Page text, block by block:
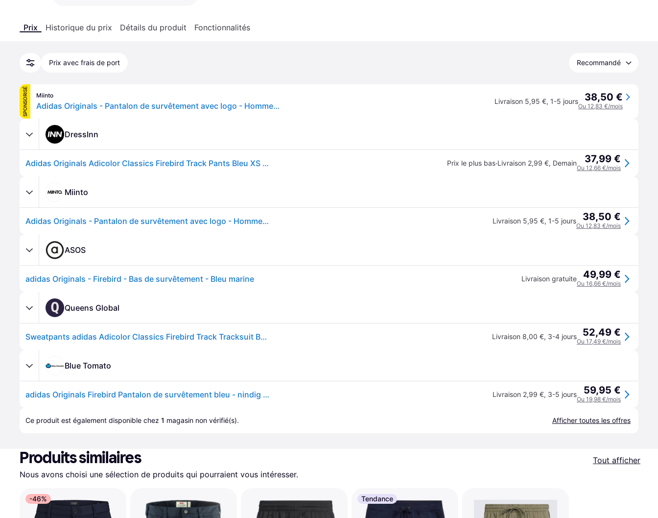
Prix Historique du prix Détails du produit Fonctionnalités
Prix avec frais de port Recommandé
SPONSORISÉ Miinto
Adidas Originals - Pantalon de survêtement avec logo - Homme - Pantalons - Bleu - Taille: XL Livraison 5,95 €, 1-5 jours 38,50 €
Ou 12,83 €/mois
DressInn
Adidas Originals Adicolor Classics Firebird Track Pants Bleu XS Homme Prix le plus bas·Livraison 2,99 €, Demain 37,99 €
Ou 12,66 €/mois
Miinto
Adidas Originals - Pantalon de survêtement avec logo - Homme - Pantalons - Bleu - Taille: XL Livraison 5,95 €, 1-5 jours 38,50 €
Ou 12,83 €/mois
ASOS
adidas Originals - Firebird - Bas de survêtement - Bleu marine Livraison gratuite 49,99 €
Ou 16,66 €/mois
Q Queens Global
Sweatpants adidas Adicolor Classics Firebird Track Tracksuit Bottoms Night Indigo XL Livraison 8,00 €, 3-4 jours 52,49 €
Ou 17,49 €/mois
Blue Tomato
adidas Originals Firebird Pantalon de survêtement bleu - nindig - XL Livraison 2,99 €, 3-5 jours 59,95 €
Ou 19,98 €/mois
Ce produit est également disponible chez 1 magasin non vérifié(s). Afficher toutes les offres
Produits similaires
Tout afficher
Nous avons choisi une sélection de produits qui pourraient vous intéresser.
-46% Tendance